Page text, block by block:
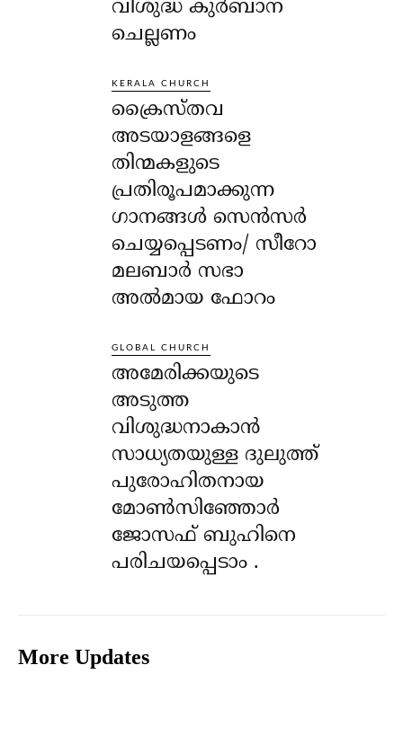
വിശുദ്ധ കുർബാന
ചെല്ലണം
KERALA CHURCH
ക്രൈസ്തവ
അടയാളങ്ങളെ
തിന്മകളുടെ
പ്രതിരൂപമാക്കുന്ന
ഗാനങ്ങൾ സെൻസർ
ചെയ്യപ്പെടണം/ സീറോ
മലബാർ സഭാ
അൽമായ ഫോറം
GLOBAL CHURCH
അമേരിക്കയുടെ
അടുത്ത
വിശുദ്ധനാകാൻ
സാധ്യതയുള്ള ദുലുത്ത്
പുരോഹിതനായ
മോൺസിഞ്ഞോർ
ജോസഫ് ബുഹിനെ
പരിചയപ്പെടാം .
More Updates